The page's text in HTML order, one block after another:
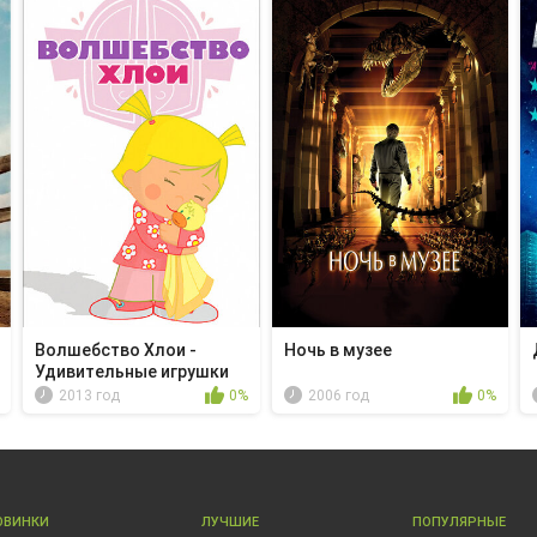
Волшебство Хлои -
Удивительные игрушки
2013 год 0%
Ночь в музее
2006 год 0%
ЛУЧШИЕ ПОПУЛЯРНЫЕ